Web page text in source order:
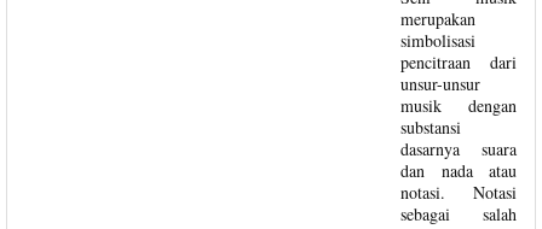
merupakan
simbolisasi
pencitraan dari
unsur-unsur
musik dengan
substansi
dasarnya suara
dan nada atau
notasi. Notasi
sebagai salah